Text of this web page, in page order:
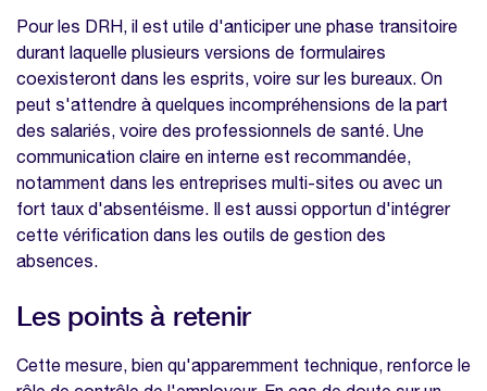
Pour les DRH, il est utile d'anticiper une phase transitoire
durant laquelle plusieurs versions de formulaires
coexisteront dans les esprits, voire sur les bureaux. On
peut s'attendre à quelques incompréhensions de la part
des salariés, voire des professionnels de santé. Une
communication claire en interne est recommandée,
notamment dans les entreprises multi-sites ou avec un
fort taux d'absentéisme. Il est aussi opportun d'intégrer
cette vérification dans les outils de gestion des
absences.
Les points à retenir
Cette mesure, bien qu'apparemment technique, renforce le